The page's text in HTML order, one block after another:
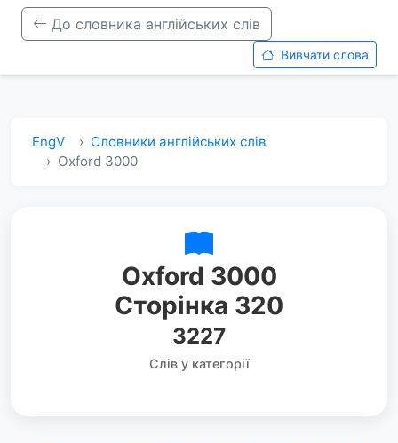
До словника англійських слів
Вивчати слова
EngV
Словники англійських слів
Oxford 3000
Oxford 3000
Сторінка 320
3227
Слів у категорії